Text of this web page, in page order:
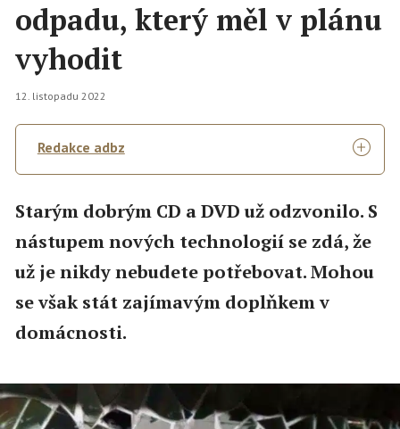
odpadu, který měl v plánu
vyhodit
12. listopadu 2022
Redakce adbz
Starým dobrým CD a DVD už odzvonilo. S
nástupem nových technologií se zdá, že
už je nikdy nebudete potřebovat. Mohou
se však stát zajímavým doplňkem v
domácnosti.